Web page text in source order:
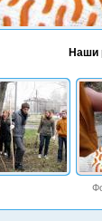
Наши